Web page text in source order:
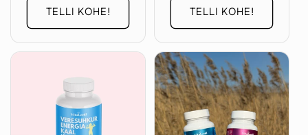
TELLI KOHE! TELLI KOHE!